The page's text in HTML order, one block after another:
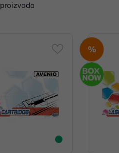
proizvoda
%